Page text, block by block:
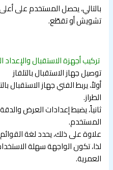
بالتالي، يحصل المستخدم على
تشويش أو تقطّع.
تركيب أجهزة الاستقبال والإعداد
توصيل جهاز الاستقبال بالتلفاز
الطراز.
ثانياً، يضبط إعدادات العرض
المستخدم.
علاوة على ذلك، يحدد لغة القوائم
لذا، تكون الواجهة سهلة
العمرية.